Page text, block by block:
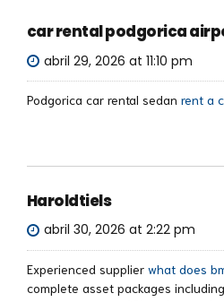
car rental podgorica
abril 29, 2026 at 11:10 pm
Podgorica car rental sedan rent a
Haroldtiels
abril 30, 2026 at 2:22 pm
Experienced supplier what does
complete asset packages